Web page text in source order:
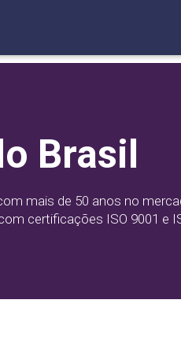
Brasil
mais de 50 anos no
certificações ISO 9001 e